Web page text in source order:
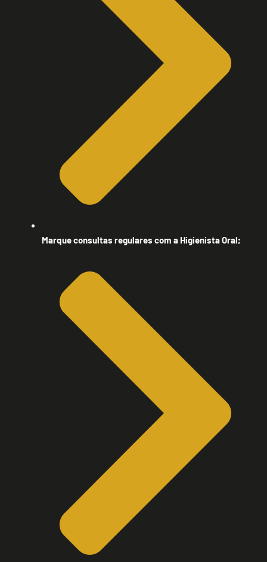
Marque consultas regulares com a Higienista Oral;